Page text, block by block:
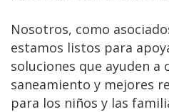
Nosotros, como
estamos listos para
soluciones que ayuden a
saneamiento y mejores
para los niños y las